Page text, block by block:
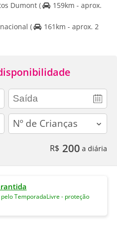
Dumont (
159km - aprox.
(
161km - aprox. 2
children
R$ 200 a diária
TemporadaLivre - proteção